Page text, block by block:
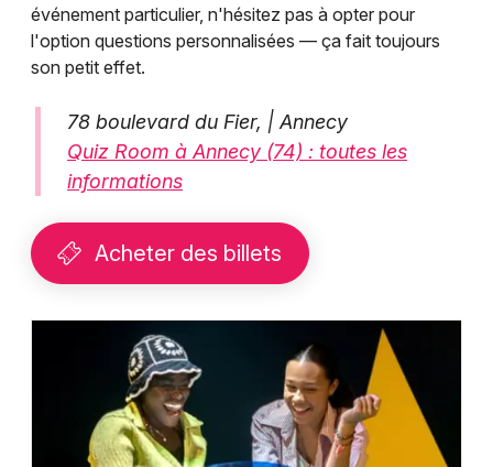
événement particulier, n'hésitez pas à opter pour
l'option questions personnalisées — ça fait toujours
son petit effet.
78 boulevard du Fier, | Annecy
Quiz Room à Annecy (74) : toutes les
informations
Acheter des billets